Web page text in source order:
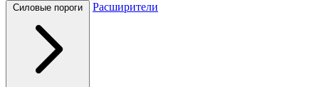
Силовые пороги Расширители